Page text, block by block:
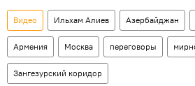
Видео Ильхам Алиев Азербайджан
Армения Москва переговоры
Зангезурский коридор